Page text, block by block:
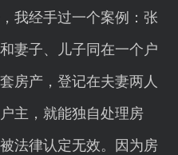
我经手过一个案例：张
妻子、儿子同在一个户
房产，登记在夫妻两人
主，就能独自处理房
法律认定无效。因为房